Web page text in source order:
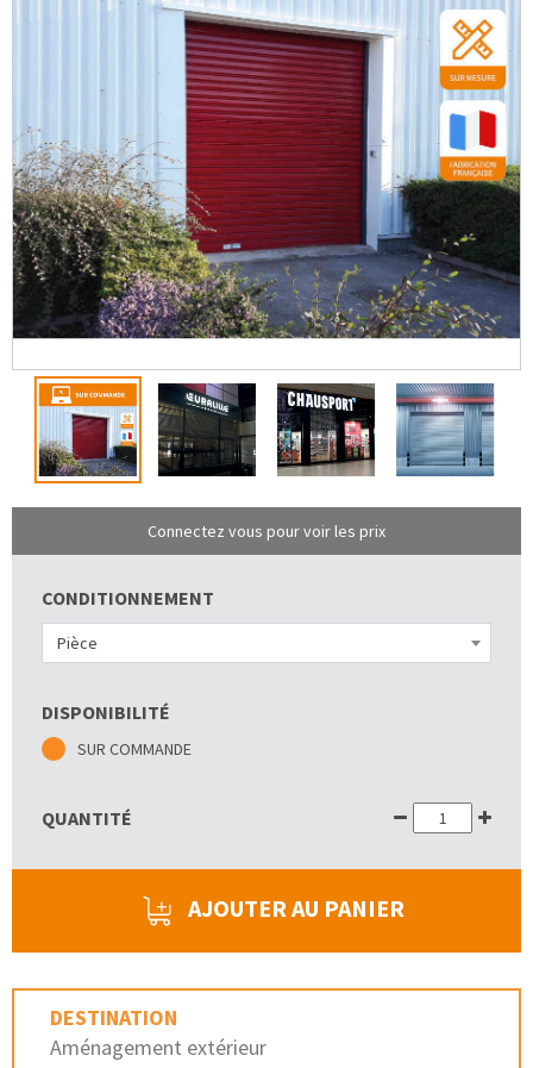
Connectez vous pour voir les prix
CONDITIONNEMENT
Pièce
DISPONIBILITÉ
SUR COMMANDE
QUANTITÉ
AJOUTER AU PANIER
DESTINATION
Aménagement extérieur